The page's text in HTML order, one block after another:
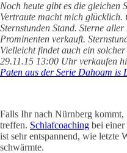
Noch heute gibt es die gleichen
Vertraute macht mich
Sternstunden Stand. Sterne
Prominenten verkauft.
Vielleicht findet auch ein solcher
29.11.15 13:00 Uhr verkaufen
Paten aus der Serie Dahoam is
Falls Ihr nach Nürnberg
treffen. Schlafcoaching bei
ist sehr entspannend, wie letzte
schwärmte.